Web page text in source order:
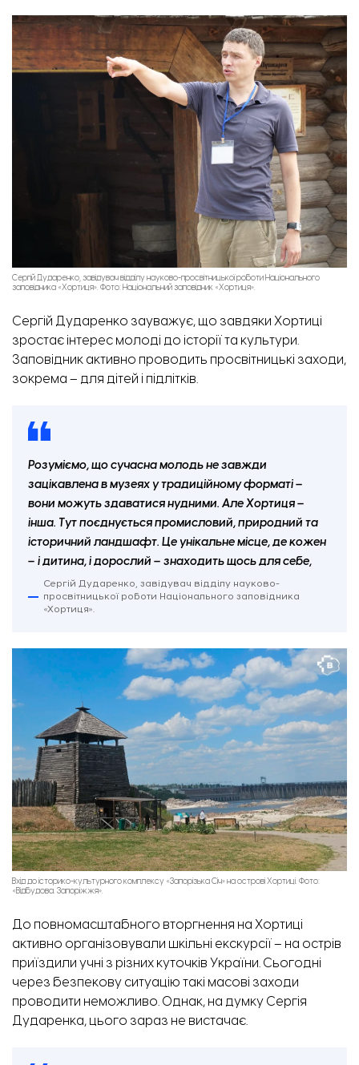
Сергій Дударенко, завідувач відділу науково-просвітницької роботи Національного
заповідника «Хортиця». Фото: Національний заповідник «Хортиця».
Сергій Дударенко зауважує, що завдяки Хортиці
зростає інтерес молоді до історії та культури.
Заповідник активно проводить просвітницькі заходи,
зокрема – для дітей і підлітків.
Розуміємо, що сучасна молодь не завжди
зацікавлена в музеях у традиційному форматі –
вони можуть здаватися нудними. Але Хортиця –
інша. Тут поєднується промисловий, природний та
історичний ландшафт. Це унікальне місце, де кожен
– і дитина, і дорослий – знаходить щось для себе,
Сергій Дударенко, завідувач відділу науково-
просвітницької роботи Національного заповідника
«Хортиця».
Вхід до історико-культурного комплексу «Запорізька Січ» на острові Хортиці. Фото:
«Відбудова. Запоріжжя».
До повномасштабного вторгнення на Хортиці
активно організовували шкільні екскурсії – на острів
приїздили учні з різних куточків України. Сьогодні
через безпекову ситуацію такі масові заходи
проводити неможливо. Однак, на думку Сергія
Дударенка, цього зараз не вистачає.